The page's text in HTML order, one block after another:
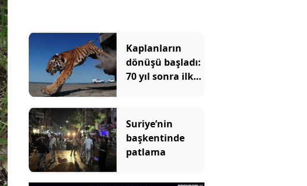
Kaplanların
dönüşü başladı:
70 yıl sonra ilk
Suriye’nin
başkentinde
patlama